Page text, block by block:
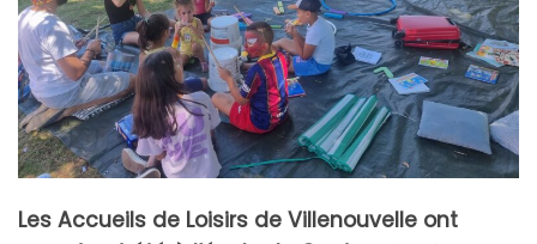
Les Accueils de Loisirs de Villenouvelle ont